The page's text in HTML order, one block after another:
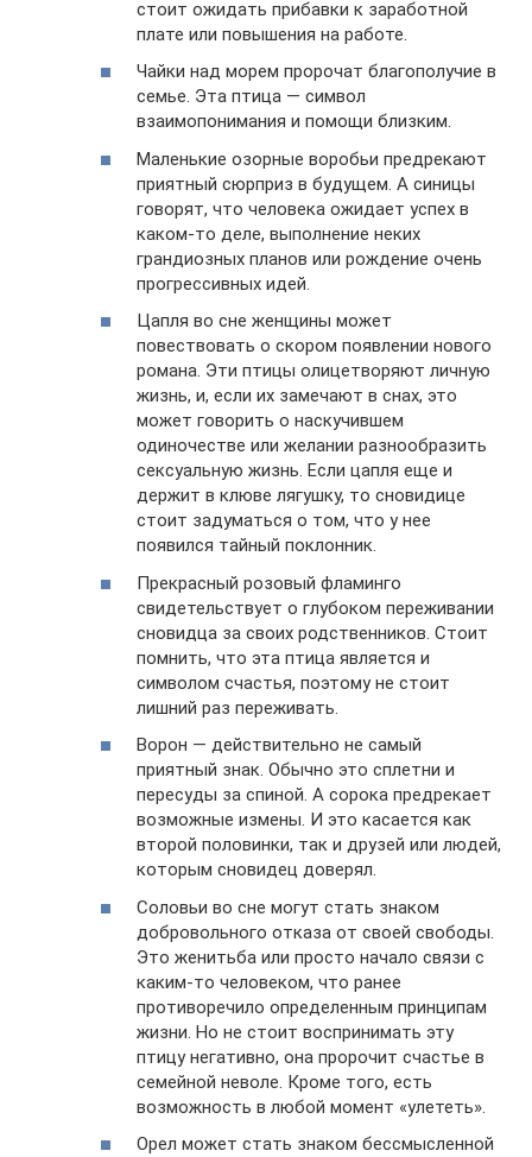
стоит ожидать прибавки к заработной
плате или повышения на работе.
Чайки над морем пророчат благополучие в
семье. Эта птица — символ
взаимопонимания и помощи близким.
Маленькие озорные воробьи предрекают
приятный сюрприз в будущем. А синицы
говорят, что человека ожидает успех в
каком-то деле, выполнение неких
грандиозных планов или рождение очень
прогрессивных идей.
Цапля во сне женщины может
повествовать о скором появлении нового
романа. Эти птицы олицетворяют личную
жизнь, и, если их замечают в снах, это
может говорить о наскучившем
одиночестве или желании разнообразить
сексуальную жизнь. Если цапля еще и
держит в клюве лягушку, то сновидице
стоит задуматься о том, что у нее
появился тайный поклонник.
Прекрасный розовый фламинго
свидетельствует о глубоком переживании
сновидца за своих родственников. Стоит
помнить, что эта птица является и
символом счастья, поэтому не стоит
лишний раз переживать.
Ворон — действительно не самый
приятный знак. Обычно это сплетни и
пересуды за спиной. А сорока предрекает
возможные измены. И это касается как
второй половинки, так и друзей или людей,
которым сновидец доверял.
Соловьи во сне могут стать знаком
добровольного отказа от своей свободы.
Это женитьба или просто начало связи с
каким-то человеком, что ранее
противоречило определенным принципам
жизни. Но не стоит воспринимать эту
птицу негативно, она пророчит счастье в
семейной неволе. Кроме того, есть
возможность в любой момент «улететь».
Орел может стать знаком бессмысленной